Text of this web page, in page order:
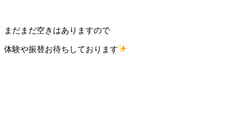
まだまだ空きはありますので
体験や振替お待ちしております